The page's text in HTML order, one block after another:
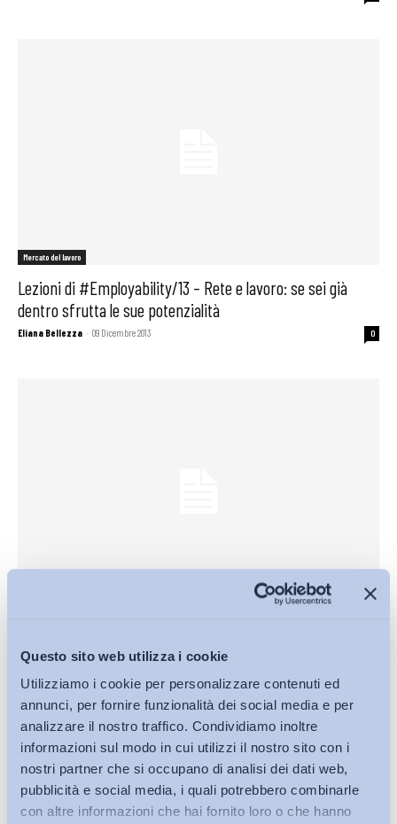
Questo sito web utilizza i cookie
Utilizziamo i cookie per personalizzare contenuti ed
annunci, per fornire funzionalità dei social media e per
analizzare il nostro traffico. Condividiamo inoltre
informazioni sul modo in cui utilizzi il nostro sito con i
nostri partner che si occupano di analisi dei dati web,
pubblicità e social media, i quali potrebbero combinarle
con altre informazioni che hai fornito loro o che hanno
Mercato del lavoro
Lezioni di #Employability/13 – Rete e lavoro: se sei già
dentro sfrutta le sue potenzialità
Eliana Bellezza - 09 Dicembre 2013 0
dentro sfrutta le sue potenzialità